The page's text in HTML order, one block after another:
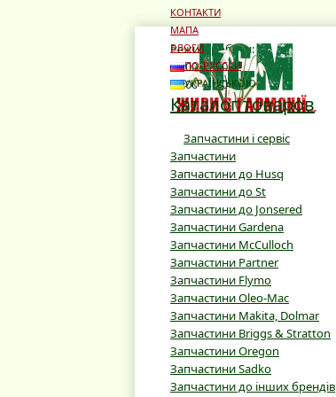
Режим роботи:
10:00 - 19:00
10:00 - 16:00
Каталог товаров
Запчастини і сервіс
Запчастини
Запчастини до Husq
Запчастини до St
Запчастини до Jonsered
Запчастини Gardena
Запчастини McCulloch
Запчастини Partner
Запчастини Flymo
Запчастини Oleo-Mac
Запчастини Makita, Dolmar
Запчастини Briggs & Stratton
Запчастини Oregon
Запчастини Sadko
Запчастини до інших брендів
КОНТАКТИ
МАПА
БЛОГИ
ПО-РУССКИ
УКРАЇНСЬКОЮ